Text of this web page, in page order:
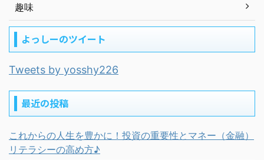
趣味
よっしーのツイート
Tweets by yosshy226
最近の投稿
これからの人生を豊かに！投資の重要性とマネー（金融）
リテラシーの高め方♪